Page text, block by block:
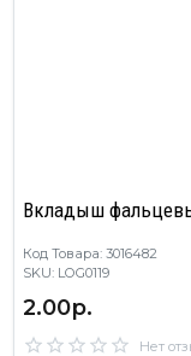
Вкладыш
Код Товара: 3016482
SKU: LOG0119
2.00р.
Нет